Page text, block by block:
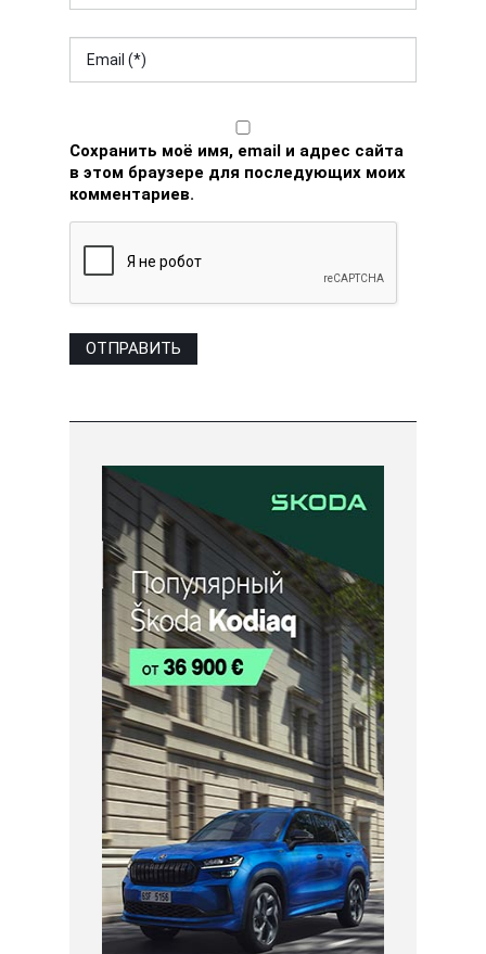
Сохранить моё имя, email и адрес сайта
в этом браузере для последующих моих
комментариев.